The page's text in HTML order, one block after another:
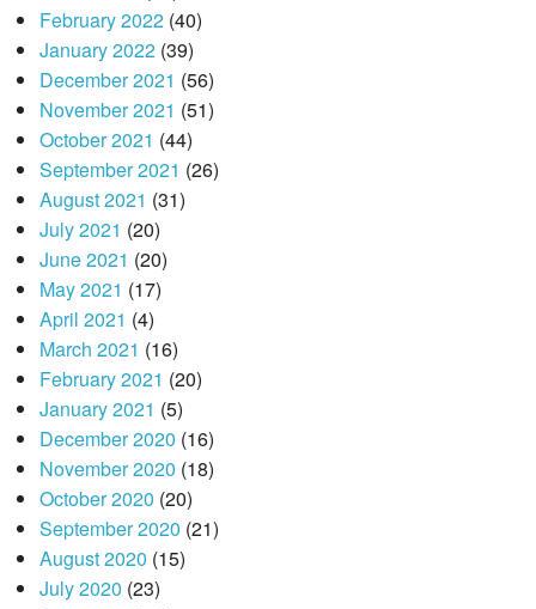
February 2022(40)
January 2022(39)
December 2021 (56)
November 2021 (51)
October 2021 (44)
September 2021 (26)
August 2021 (31)
July 2021 (20)
June 2021 (20)
May 2021 (17)
April 2021 (4)
March 2021 (16)
February 2021 (20)
January 2021 (5)
December 2020 (16)
November 2020 (18)
October 2020 (20)
September 2020 (21)
August 2020 (15)
July 2020 (23)